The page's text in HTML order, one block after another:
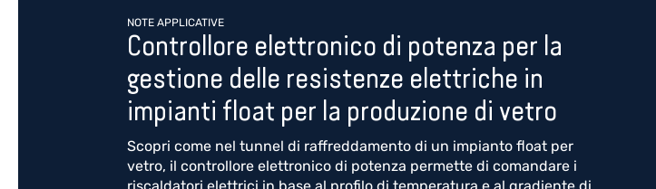
NOTE APPLICATIVE
Controllore elettronico di potenza per la
gestione delle resistenze elettriche in
impianti float per la produzione di vetro
Scopri come nel tunnel di raffreddamento di un impianto float per
vetro, il controllore elettronico di potenza permette di comandare i